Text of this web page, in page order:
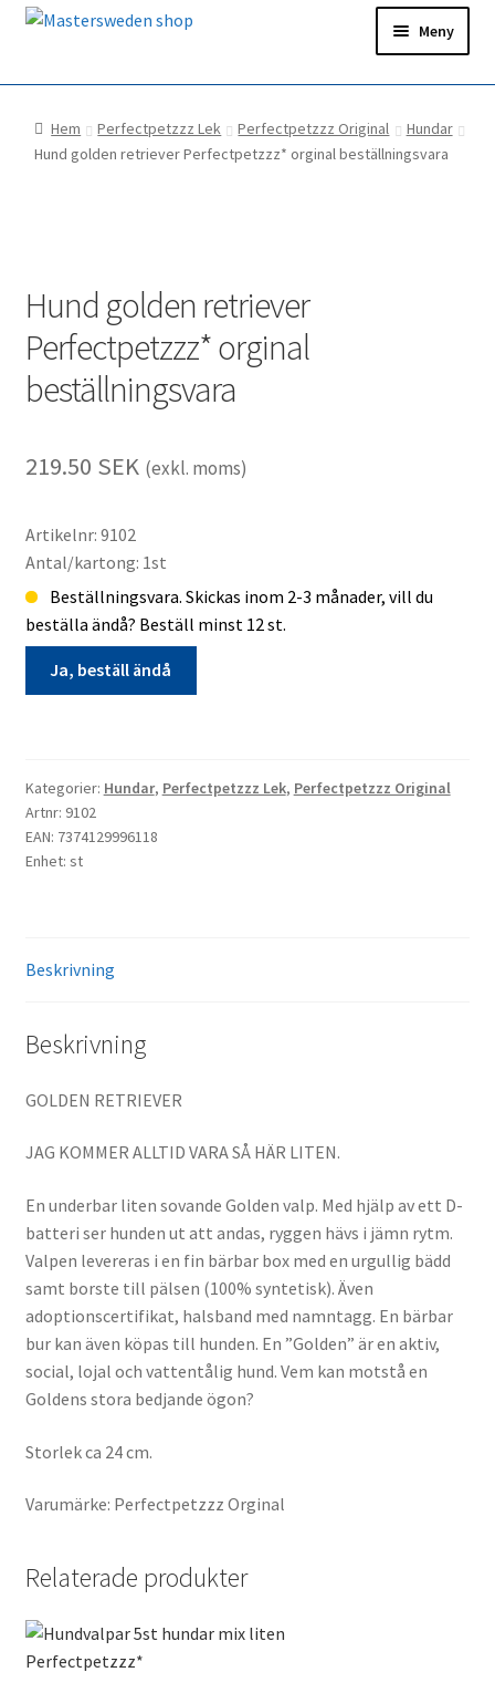
Hoppa
Hoppa
Meny
Hem
Ditt konto
Hem Perfectpetzzz Lek Perfectpetzzz Original
Hundar
Hund golden retriever Perfectpetzzz* orginal beställningsvara
Hund golden retriever
Perfectpetzzz* orginal
beställningsvara
219.50 SEK (exkl. moms)
Artikelnr: 9102
Antal/kartong: 1st
Beställningsvara. Skickas inom 2-3 månader, vill du
beställa ändå? Beställ minst 12 st.
Ja, beställ ändå
retriever
Perfectpetzzz*
orginal
beställningsvara
Kategorier: Hundar, Perfectpetzzz Lek, Perfectpetzzz Original
Artnr: 9102
EAN: 7374129996118
Enhet: st
Beskrivning
Beskrivning
GOLDEN RETRIEVER
JAG KOMMER ALLTID VARA SÅ HÄR LITEN.
En underbar liten sovande Golden valp. Med hjälp av ett D-
batteri ser hunden ut att andas, ryggen hävs i jämn rytm.
Valpen levereras i en fin bärbar box med en urgullig bädd
samt borste till pälsen (100% syntetisk). Även
adoptionscertifikat, halsband med namntagg. En bärbar
bur kan även köpas till hunden. En ”Golden” är en aktiv,
social, lojal och vattentålig hund. Vem kan motstå en
Goldens stora bedjande ögon?
Storlek ca 24 cm.
Varumärke: Perfectpetzzz Orginal
Relaterade produkter